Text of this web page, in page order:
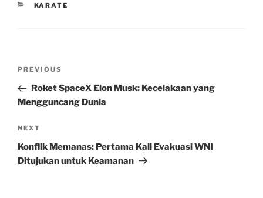
CATEGORIES
KARATE
Previous
Post
PREVIOUS
Roket SpaceX Elon Musk: Kecelakaan yang
Mengguncang Dunia
Next
Post
NEXT
Konflik Memanas: Pertama Kali Evakuasi WNI
Ditujukan untuk Keamanan